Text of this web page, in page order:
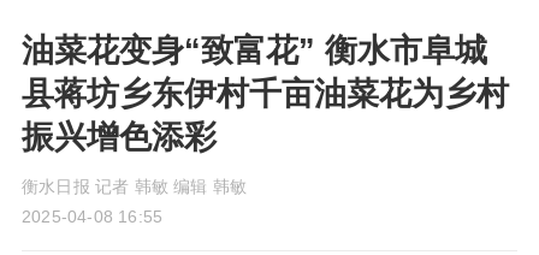
油菜花变身“致富花” 衡水市阜城
县蒋坊乡东伊村千亩油菜花为乡村
振兴增色添彩
衡水日报 记者 韩敏 编辑 韩敏
2025-04-08 16:55